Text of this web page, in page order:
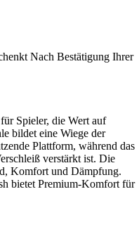
Nach Bestätigung Ihrer
Spieler, die Wert auf
bildet eine Wiege der
Plattform, während das
verstärkt ist. Die
Komfort und Dämpfung.
bietet Premium-Komfort für